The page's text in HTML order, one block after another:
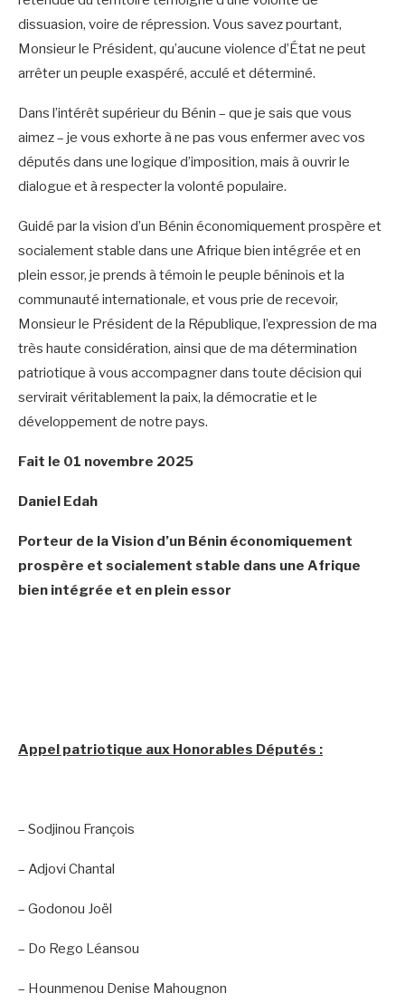
dissuasion, voire de répression. Vous savez pourtant,
Monsieur le Président, qu’aucune violence d’État ne peut
arrêter un peuple exaspéré, acculé et déterminé.
Dans l’intérêt supérieur du Bénin – que je sais que vous
aimez – je vous exhorte à ne pas vous enfermer avec vos
députés dans une logique d’imposition, mais à ouvrir le
dialogue et à respecter la volonté populaire.
Guidé par la vision d’un Bénin économiquement prospère et
socialement stable dans une Afrique bien intégrée et en
plein essor, je prends à témoin le peuple béninois et la
communauté internationale, et vous prie de recevoir,
Monsieur le Président de la République, l’expression de ma
très haute considération, ainsi que de ma détermination
patriotique à vous accompagner dans toute décision qui
servirait véritablement la paix, la démocratie et le
développement de notre pays.
Fait le 01 novembre 2025
Daniel Edah
Porteur de la Vision d’un Bénin économiquement
prospère et socialement stable dans une Afrique
bien intégrée et en plein essor
Appel patriotique aux Honorables Députés :
– Sodjinou François
– Adjovi Chantal
– Godonou Joël
– Do Rego Léansou
– Hounmenou Denise Mahougnon